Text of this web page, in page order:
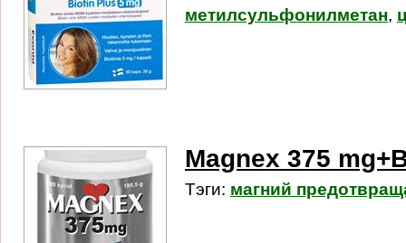
метилсульфонилметан,
Magnex 375
Тэги: магний